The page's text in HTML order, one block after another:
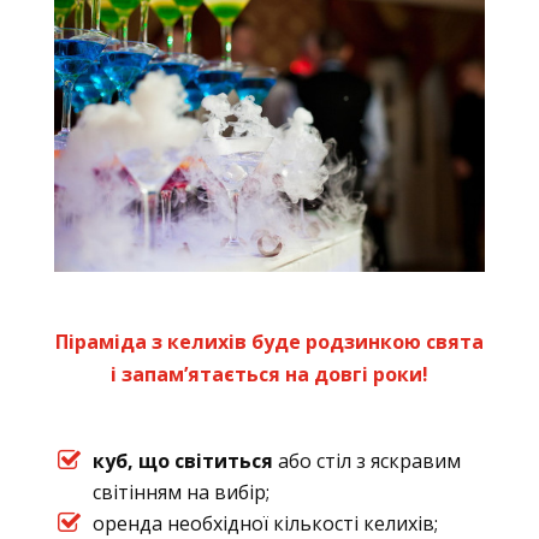
Піраміда з келихів буде родзинкою свята
і запам’ятається на довгі роки!
куб, що світиться або стіл з яскравим
світінням на вибір;
оренда необхідної кількості келихів;